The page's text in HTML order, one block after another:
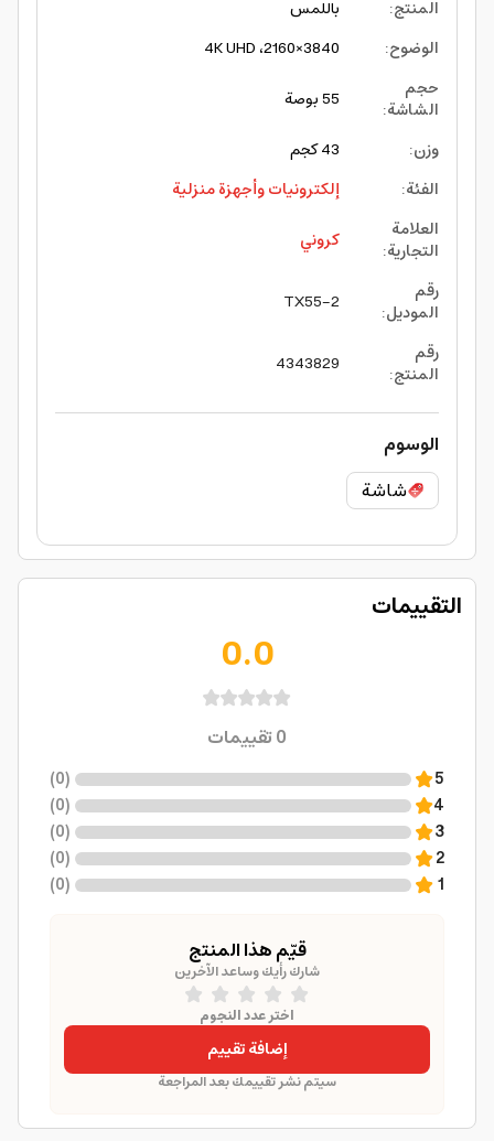
المنتج:
باللمس
الوضوح:
3840×2160، 4K UHD
حجم
الشاشة:
55 بوصة
وزن:
43 كجم
الفئة:
إلكترونيات وأجهزة منزلية
العلامة
التجارية:
كروني
رقم
الموديل:
TX55-2
رقم
المنتج:
4343829
الوسوم
شاشة
التقييمات
0.0
0تقييمات
5
(
0
)
4
(
0
)
3
(
0
)
2
(
0
)
1
(
0
)
قيّم هذا المنتج
شارك رأيك وساعد الآخرين
اختر عدد النجوم
إضافة تقييم
سيتم نشر تقييمك بعد المراجعة